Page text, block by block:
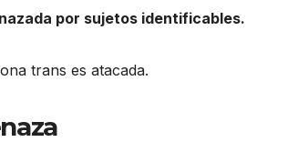
por sujetos identificables.
trans es atacada.